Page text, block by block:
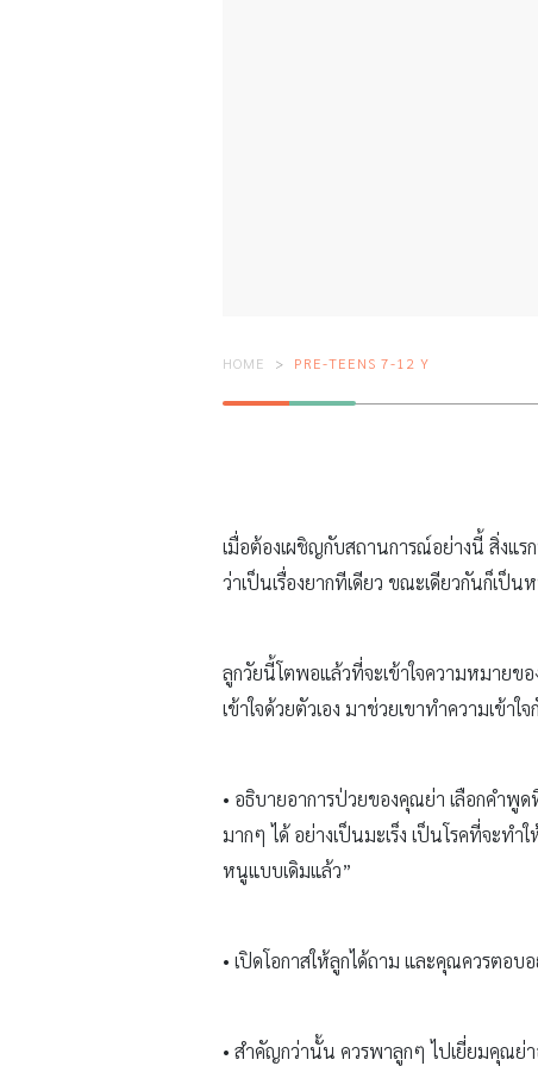
HOME PRE-TEENS 7-12 Y
เมื่อต้องเผชิญกับสถานการณ์อย่างนี้ สิ่งแ
ว่าเป็นเรื่องยากทีเดียว ขณะเดียวกันก็เป็
ลูกวัยนี้โตพอแล้วที่จะเข้าใจความหมายข
เข้าใจด้วยตัวเอง มาช่วยเขาทำความเข้าใ
• อธิบายอาการป่วยของคุณย่า เลือกคำพูด
มากๆ ได้ อย่างเป็นมะเร็ง เป็นโรคที่จะท
หนูแบบเดิมแล้ว”
• เปิดโอกาสให้ลูกได้ถาม และคุณควรตอบ
• สำคัญกว่านั้น ควรพาลูกๆ ไปเยี่ยมคุณย่